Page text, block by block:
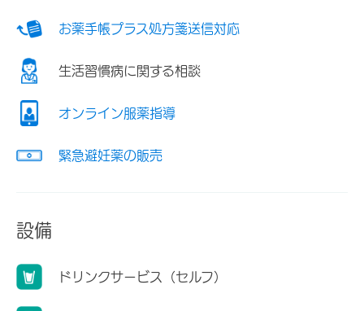
お薬手帳プラス処方箋送信対応
生活習慣病に関する相談
オンライン服薬指導
緊急避妊薬の販売
設備
ドリンクサービス（セルフ）